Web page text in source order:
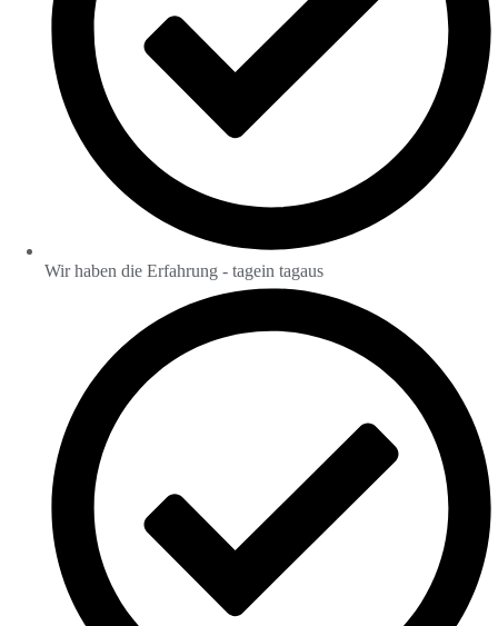
Wir haben die Erfahrung - tagein tagaus